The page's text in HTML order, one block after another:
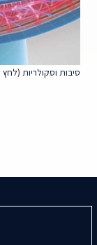
סיבות וסקולריות